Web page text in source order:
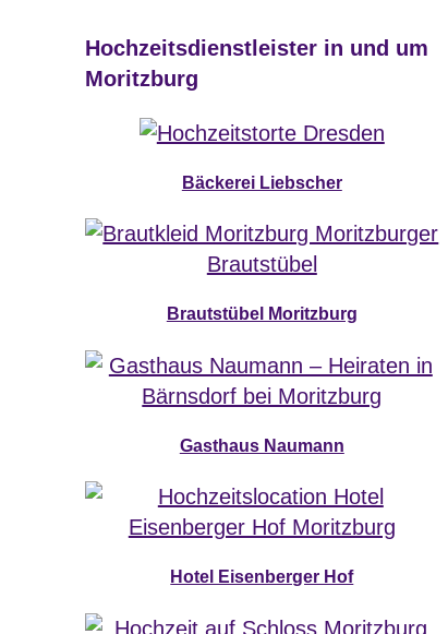
Hochzeitsdienstleister in und um
Moritzburg
Bäckerei Liebscher
Brautstübel Moritzburg
Gasthaus Naumann
Hotel Eisenberger Hof